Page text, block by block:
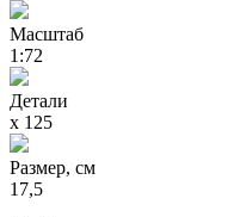
Масштаб
1:72
Детали
х 125
Размер, см
17,5